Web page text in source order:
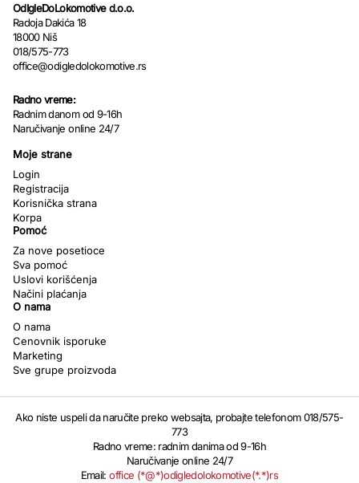
OdIgleDoLokomotive d.o.o.
Radoja Dakića 18
18000 Niš
018/575-773
office@odigledolokomotive.rs
Radno vreme:
Radnim danom od 9-16h
Naručivanje online 24/7
Moje strane
Login
Registracija
Korisnička strana
Korpa
Pomoć
Za nove posetioce
Sva pomoć
Uslovi korišćenja
Načini plaćanja
O nama
O nama
Cenovnik isporuke
Marketing
Sve grupe proizvoda
Ako niste uspeli da naručite preko websajta, probajte telefonom 018/575-
773
Radno vreme: radnim danima od 9-16h
Naručivanje online 24/7
Email:office (*@*)odigledolokomotive(*.*)rs